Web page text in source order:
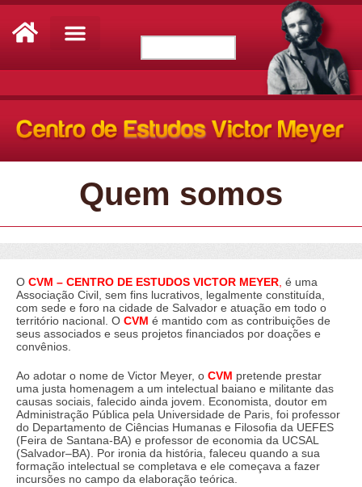
Quem somos
O CVM – CENTRO DE ESTUDOS VICTOR MEYER, é uma
Associação Civil, sem fins lucrativos, legalmente constituída,
com sede e foro na cidade de Salvador e atuação em todo o
território nacional. O CVM é mantido com as contribuições de
seus associados e seus projetos financiados por doações e
convênios.
Ao adotar o nome de Victor Meyer, o CVM pretende prestar
uma justa homenagem a um intelectual baiano e militante das
causas sociais, falecido ainda jovem. Economista, doutor em
Administração Pública pela Universidade de Paris, foi professor
do Departamento de Ciências Humanas e Filosofia da UEFES
(Feira de Santana-BA) e professor de economia da UCSAL
(Salvador–BA). Por ironia da história, faleceu quando a sua
formação intelectual se completava e ele começava a fazer
incursões no campo da elaboração teórica.